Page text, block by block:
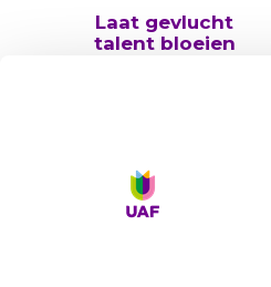
Laat gevlucht
talent bloeien